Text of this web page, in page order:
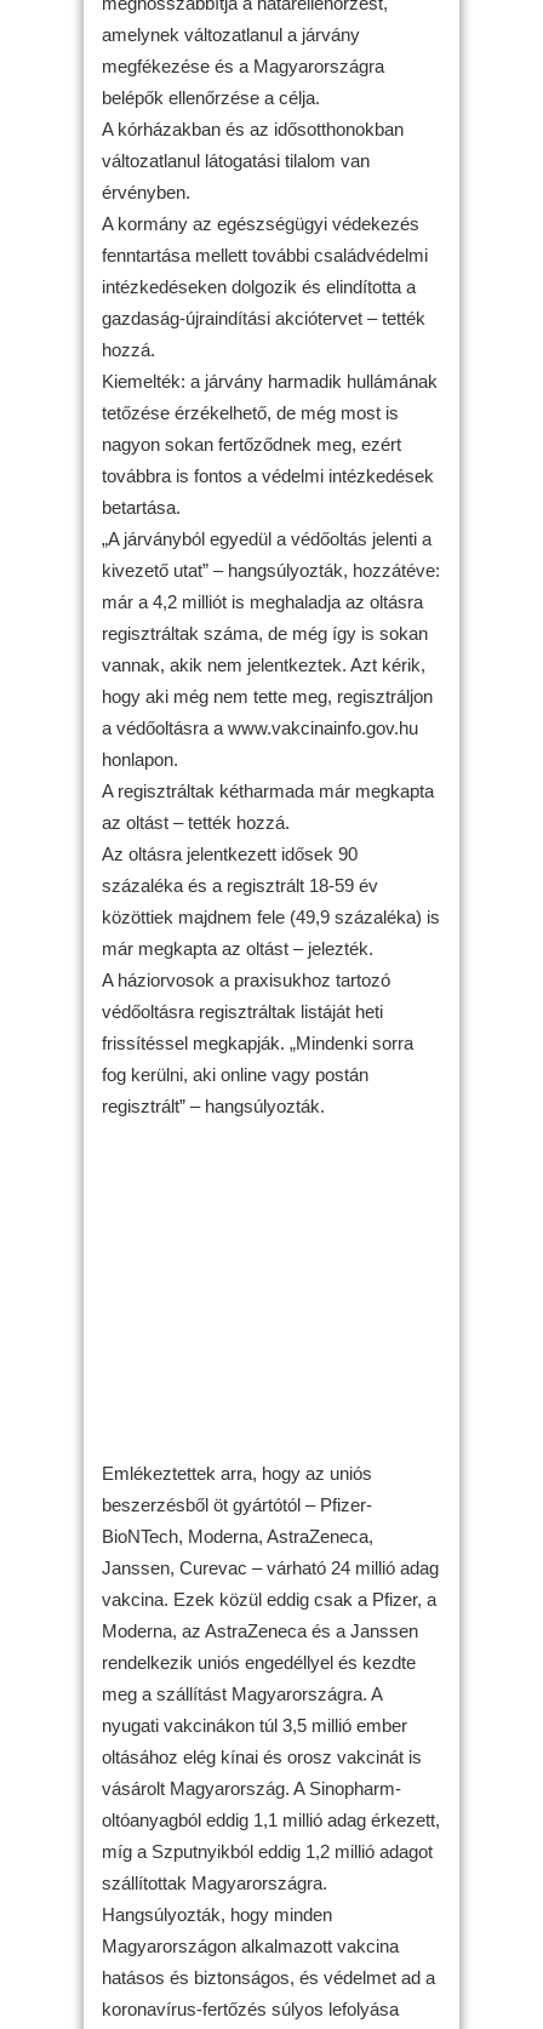
amelynek változatlanul a járvány
megfékezése és a Magyarországra
belépők ellenőrzése a célja.
A kórházakban és az idősotthonokban
változatlanul látogatási tilalom van
érvényben.
A kormány az egészségügyi védekezés
fenntartása mellett további családvédelmi
intézkedéseken dolgozik és elindította a
gazdaság-újraindítási akciótervet – tették
hozzá.
Kiemelték: a járvány harmadik hullámának
tetőzése érzékelhető, de még most is
nagyon sokan fertőződnek meg, ezért
továbbra is fontos a védelmi intézkedések
betartása.
„A járványból egyedül a védőoltás jelenti a
kivezető utat” – hangsúlyozták, hozzátéve:
már a 4,2 milliót is meghaladja az oltásra
regisztráltak száma, de még így is sokan
vannak, akik nem jelentkeztek. Azt kérik,
hogy aki még nem tette meg, regisztráljon
a védőoltásra a www.vakcinainfo.gov.hu
honlapon.
A regisztráltak kétharmada már megkapta
az oltást – tették hozzá.
Az oltásra jelentkezett idősek 90
százaléka és a regisztrált 18-59 év
közöttiek majdnem fele (49,9 százaléka) is
már megkapta az oltást – jelezték.
A háziorvosok a praxisukhoz tartozó
védőoltásra regisztráltak listáját heti
frissítéssel megkapják. „Mindenki sorra
fog kerülni, aki online vagy postán
regisztrált” – hangsúlyozták.
Emlékeztettek arra, hogy az uniós
beszerzésből öt gyártótól – Pfizer-
BioNTech, Moderna, AstraZeneca,
Janssen, Curevac – várható 24 millió adag
vakcina. Ezek közül eddig csak a Pfizer, a
Moderna, az AstraZeneca és a Janssen
rendelkezik uniós engedéllyel és kezdte
meg a szállítást Magyarországra. A
nyugati vakcinákon túl 3,5 millió ember
oltásához elég kínai és orosz vakcinát is
vásárolt Magyarország. A Sinopharm-
oltóanyagból eddig 1,1 millió adag érkezett,
míg a Szputnyikból eddig 1,2 millió adagot
szállítottak Magyarországra.
Hangsúlyozták, hogy minden
Magyarországon alkalmazott vakcina
hatásos és biztonságos, és védelmet ad a
koronavírus-fertőzés súlyos lefolyása